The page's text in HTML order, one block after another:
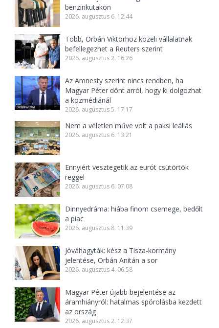
benzinkutakon
2026. augusztus 6. 12:44
Több, Orbán Viktorhoz közeli vállalatnak
befellegezhet a Reuters szerint
2026. augusztus 2. 16:26
Az Amnesty szerint nincs rendben, ha
Magyar Péter dönt arról, hogy ki dolgozhat
a közmédiánál
2026. augusztus 5. 17:17
Nem a véletlen műve volt a paksi leállás
2026. augusztus 6. 13:21
Ennyiért vesztegetik az eurót csütörtök
reggel
2026. augusztus 6. 07:08
Dinnyedráma: hiába finom csemege, bedőlt
a piac
2026. augusztus 8. 11:39
Jóváhagyták: kész a Tisza-kormány
jelentése, Orbán Anitán a sor
2026. augusztus 4. 06:58
Magyar Péter újabb bejelentése az
áramhiányról: hatalmas spórolásba kezdett
az ország
2026. augusztus 2. 12:37